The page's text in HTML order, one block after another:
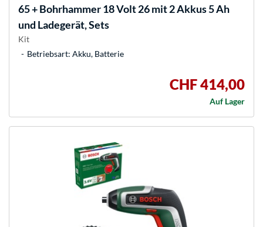
65 + Bohrhammer 18 Volt 26 mit 2 Akkus 5 Ah
und Ladegerät, Sets
Kit
Betriebsart: Akku, Batterie
CHF 414,00
Auf Lager